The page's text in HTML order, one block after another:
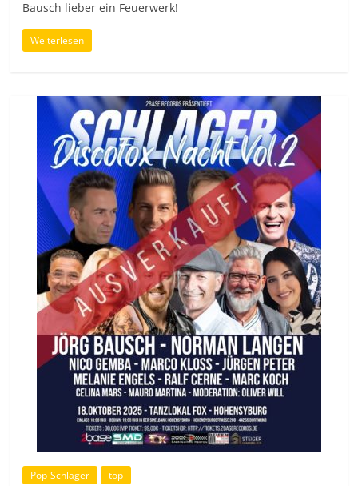
Bausch lieber ein Feuerwerk!
Weiterlesen
Pop-Schlager top